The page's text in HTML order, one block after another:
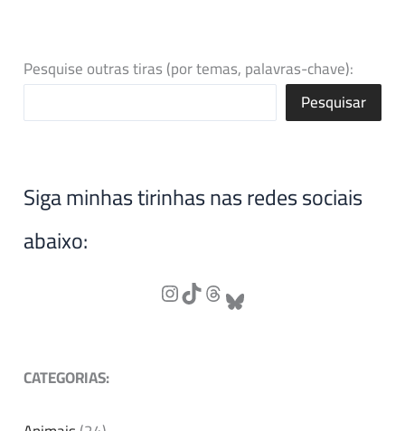
Pesquise outras tiras (por temas, palavras-chave):
Pesquisar
Siga minhas tirinhas nas redes sociais
abaixo:
CATEGORIAS: